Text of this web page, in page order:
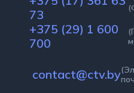
73
+375 (29) 1 600
700
contact@ctv.by